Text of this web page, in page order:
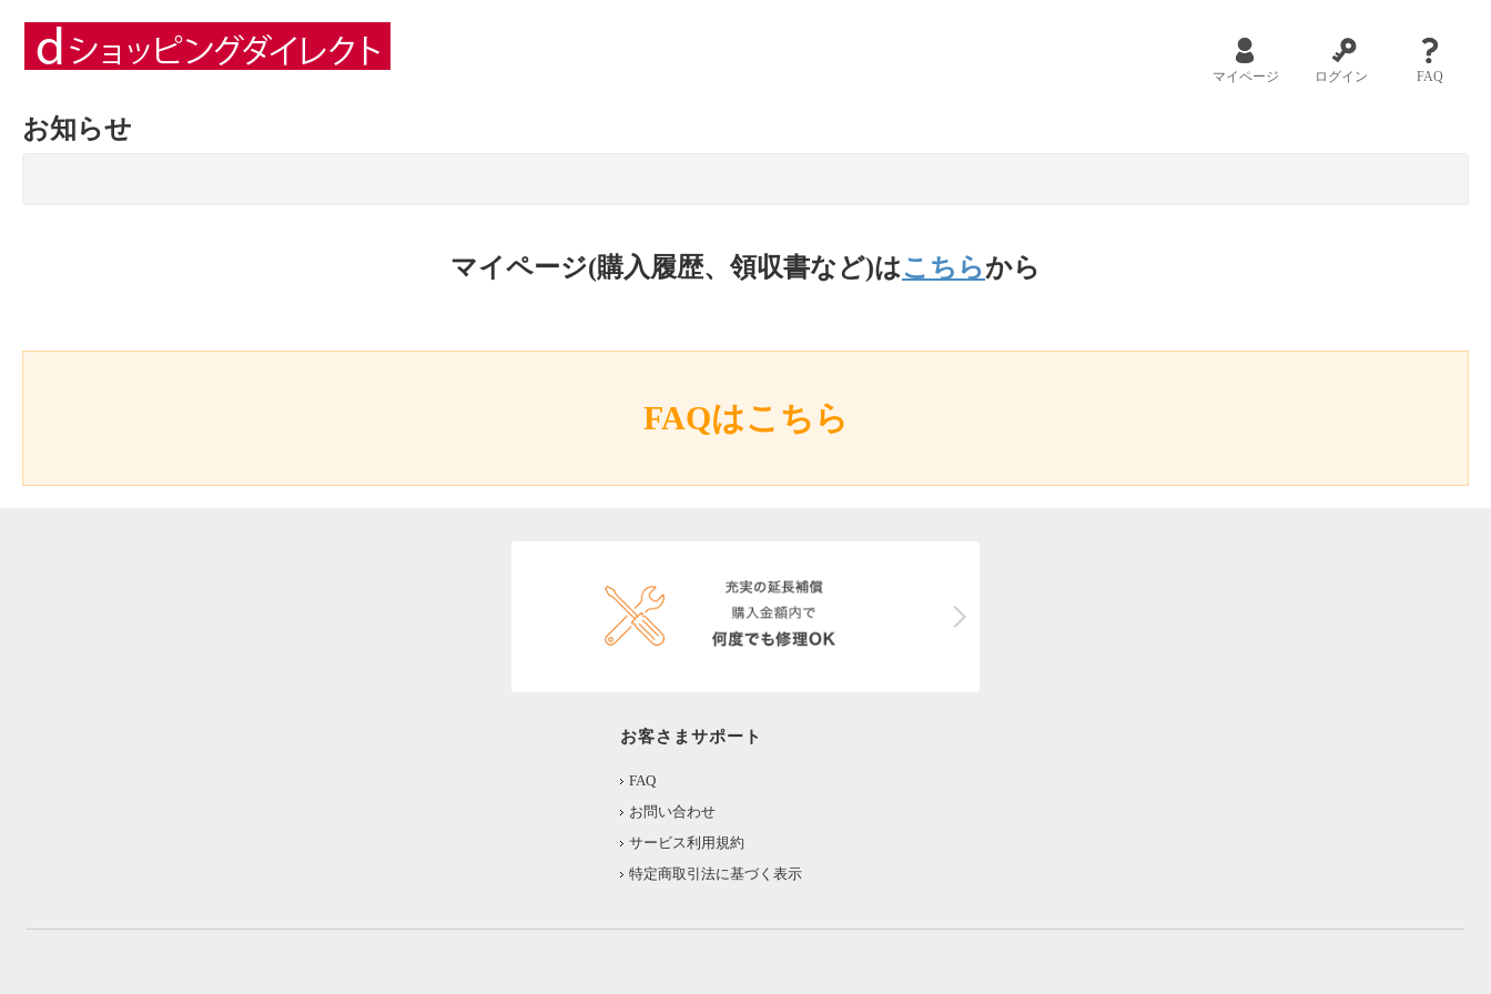
マイページ ログイン FAQ
お知らせ
マイページ(購入履歴、領収書など)はこちらから
FAQはこちら
お客さまサポート
FAQ
お問い合わせ
サービス利用規約
特定商取引法に基づく表示